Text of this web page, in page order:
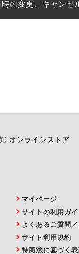
スのご予約は可能で
の変更、キャンセ
を得ない事由によ
オンラインストア
マイページ
サイトの利用ガイ
よくあるご質問
サイト利用規約
特商法に基づく